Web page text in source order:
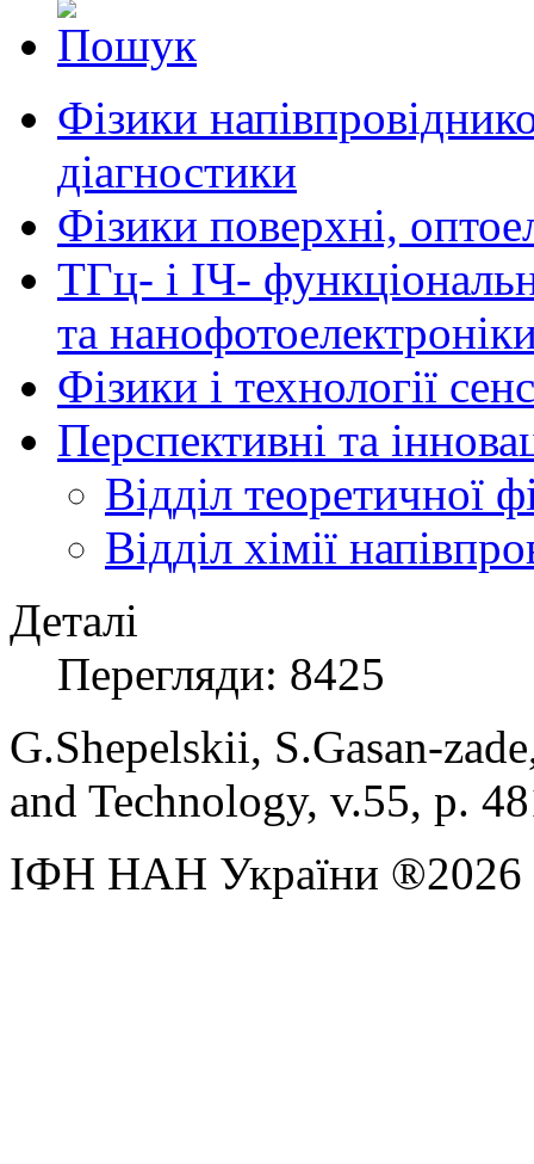
Фізики
діагностики
Фізики поверхні,
ТГц- і ІЧ-
та
Фізики і технології
Перспективні та
Відділ теоретичної
Відділ хімії
Деталі
Перегляди: 8425
G.Shepelskii, S.Gasan-zade
and Technology, v.55, p.
ІФН НАН України ®2026